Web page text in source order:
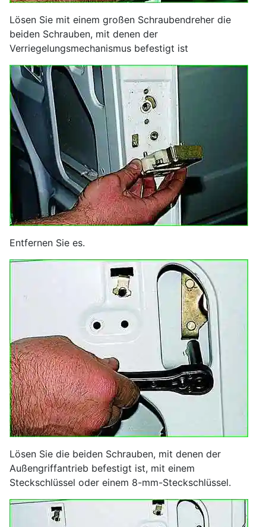
Lösen Sie mit einem großen Schraubendreher die
beiden Schrauben, mit denen der
Verriegelungsmechanismus befestigt ist
Entfernen Sie es.
Lösen Sie die beiden Schrauben, mit denen der
Außengriffantrieb befestigt ist, mit einem
Steckschlüssel oder einem 8-mm-Steckschlüssel.